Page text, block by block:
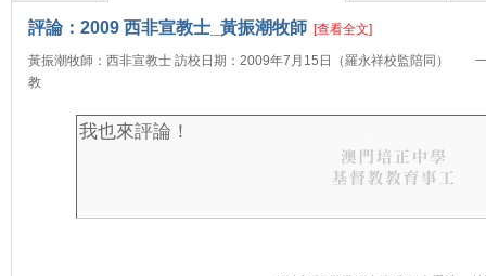
評論：2009 西非宣教士_黃振潮牧師 [查看全文]
黃振潮牧師：西非宣教士 訪校日期：2009年7月15日（羅永祥校監陪同）
教